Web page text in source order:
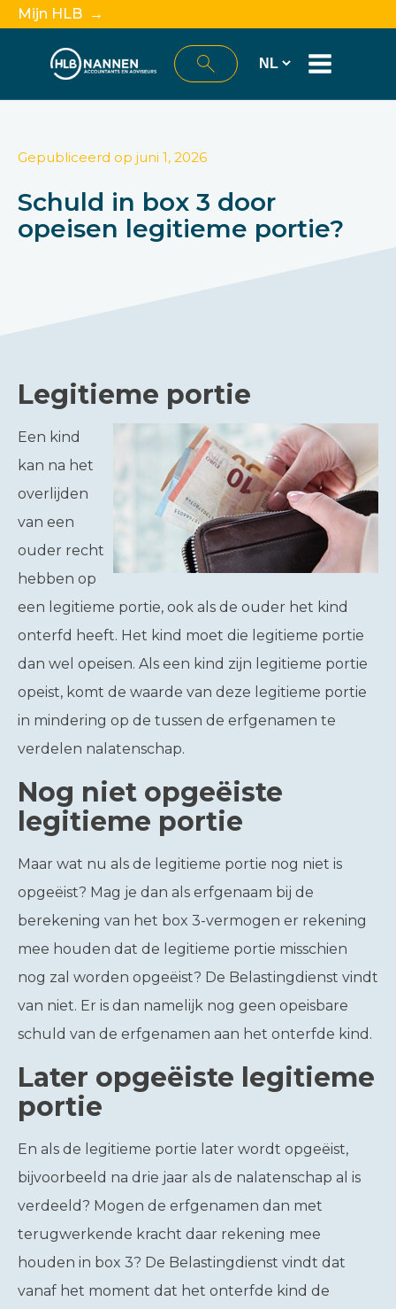
Mijn HLB →
Gepubliceerd op juni 1, 2026
Schuld in box 3 door
opeisen legitieme portie?
Legitieme portie
Een kind
kan na het
overlijden
van een
ouder recht
hebben op
een legitieme portie, ook als de ouder het kind
onterfd heeft. Het kind moet die legitieme portie
dan wel opeisen. Als een kind zijn legitieme portie
opeist, komt de waarde van deze legitieme portie
in mindering op de tussen de erfgenamen te
verdelen nalatenschap.
Nog niet opgeëiste
legitieme portie
Maar wat nu als de legitieme portie nog niet is
opgeëist? Mag je dan als erfgenaam bij de
berekening van het box 3-vermogen er rekening
mee houden dat de legitieme portie misschien
nog zal worden opgeëist? De Belastingdienst vindt
van niet. Er is dan namelijk nog geen opeisbare
schuld van de erfgenamen aan het onterfde kind.
Later opgeëiste legitieme
portie
En als de legitieme portie later wordt opgeëist,
bijvoorbeeld na drie jaar als de nalatenschap al is
verdeeld? Mogen de erfgenamen dan met
terugwerkende kracht daar rekening mee
houden in box 3? De Belastingdienst vindt dat
vanaf het moment dat het onterfde kind de